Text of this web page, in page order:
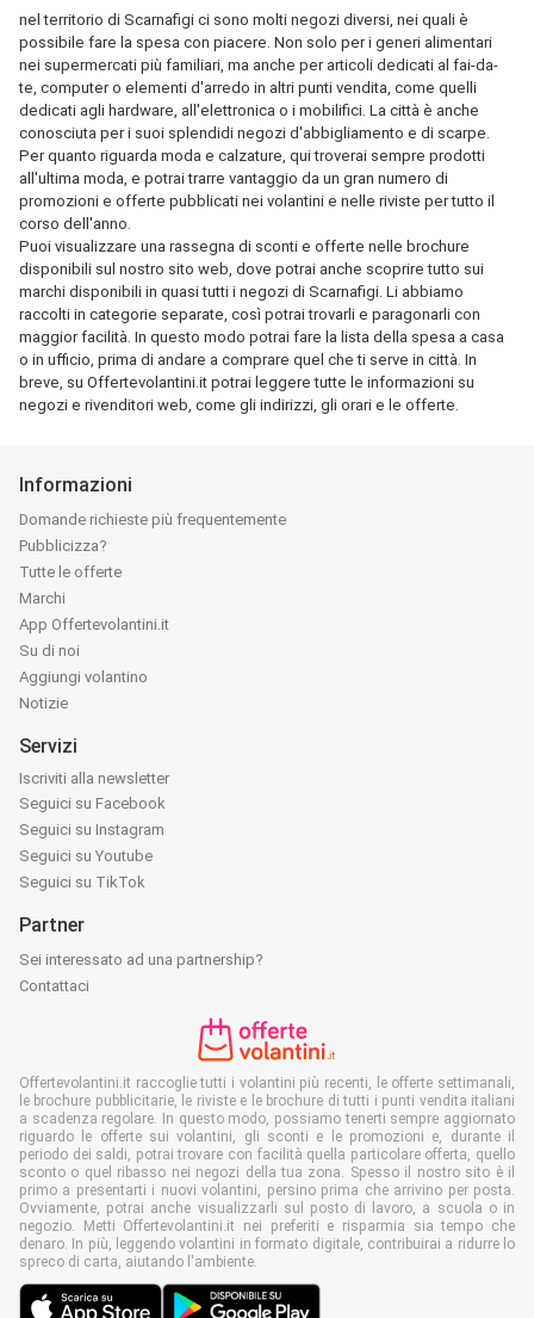
nel territorio di Scarnafigi ci sono molti negozi diversi, nei quali è
possibile fare la spesa con piacere. Non solo per i generi alimentari
nei supermercati più familiari, ma anche per articoli dedicati al fai-da-
te, computer o elementi d'arredo in altri punti vendita, come quelli
dedicati agli hardware, all'elettronica o i mobilifici. La città è anche
conosciuta per i suoi splendidi negozi d'abbigliamento e di scarpe.
Per quanto riguarda moda e calzature, qui troverai sempre prodotti
all'ultima moda, e potrai trarre vantaggio da un gran numero di
promozioni e offerte pubblicati nei volantini e nelle riviste per tutto il
corso dell'anno.
Puoi visualizzare una rassegna di sconti e offerte nelle brochure
disponibili sul nostro sito web, dove potrai anche scoprire tutto sui
marchi disponibili in quasi tutti i negozi di Scarnafigi. Li abbiamo
raccolti in categorie separate, così potrai trovarli e paragonarli con
maggior facilità. In questo modo potrai fare la lista della spesa a casa
o in ufficio, prima di andare a comprare quel che ti serve in città. In
breve, su Offertevolantini.it potrai leggere tutte le informazioni su
negozi e rivenditori web, come gli indirizzi, gli orari e le offerte.
Informazioni
Domande richieste più frequentemente
Pubblicizza?
Tutte le offerte
Marchi
App Offertevolantini.it
Su di noi
Aggiungi volantino
Notizie
Servizi
Iscriviti alla newsletter
Seguici su Facebook
Seguici su Instagram
Seguici su Youtube
Seguici su TikTok
Partner
Sei interessato ad una partnership?
Contattaci
Offertevolantini.it raccoglie tutti i volantini più recenti, le offerte settimanali,
le brochure pubblicitarie, le riviste e le brochure di tutti i punti vendita italiani
a scadenza regolare. In questo modo, possiamo tenerti sempre aggiornato
riguardo le offerte sui volantini, gli sconti e le promozioni e, durante il
periodo dei saldi, potrai trovare con facilità quella particolare offerta, quello
sconto o quel ribasso nei negozi della tua zona. Spesso il nostro sito è il
primo a presentarti i nuovi volantini, persino prima che arrivino per posta.
Ovviamente, potrai anche visualizzarli sul posto di lavoro, a scuola o in
negozio. Metti Offertevolantini.it nei preferiti e risparmia sia tempo che
denaro. In più, leggendo volantini in formato digitale, contribuirai a ridurre lo
spreco di carta, aiutando l'ambiente.